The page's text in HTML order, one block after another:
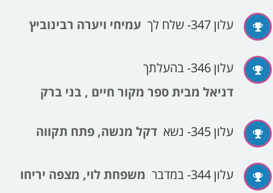
עלון 347- שלח לך עמיחי ויערה רבינוביץ
עלון 346- בהעלתך
דניאל מבית ספר מקור חיים , בני ברק
עלון 345- נשא דקל מנשה, פתח תקווה
עלון 344- במדבר משפחת לוי, מצפה יריחו